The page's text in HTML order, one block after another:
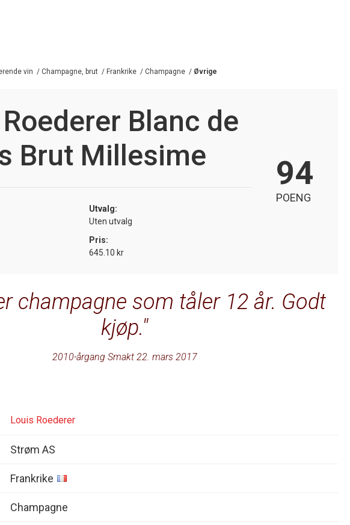
vin / Champagne, brut / Frankrike / Champagne / Øvrige
Blanc de
Brut Millesime
Utvalg:
Uten utvalg
Pris:
645.10 kr
94
POENG
champagne som tåler 12 år. Godt
kjøp.
2010-årgang Smakt 22. mars 2017
Louis Roederer
Strøm AS
Frankrike
Champagne